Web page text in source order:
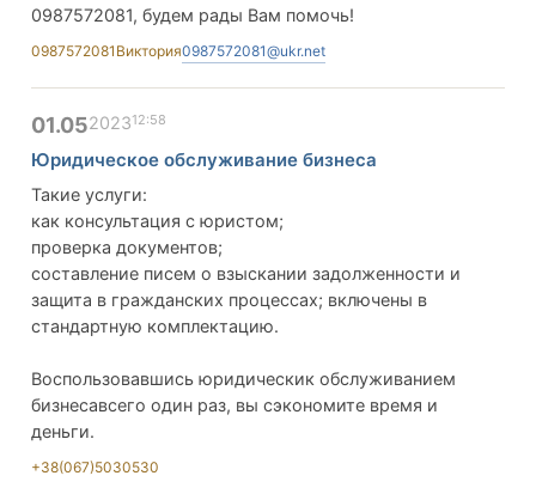
0987572081, будем рады Вам помочь!
0987572081 Виктория0987572081@ukr.net
01.05202312:58
Юридическое обслуживание бизнеса
Такие услуги:
как консультация с юристом;
проверка документов;
составление писем о взыскании задолженности и
защита в гражданских процессах; включены в
стандартную комплектацию.
Воспользовавшись юридическик обслуживанием
бизнесавсего один раз, вы сэкономите время и
деньги.
+38(067)5030530